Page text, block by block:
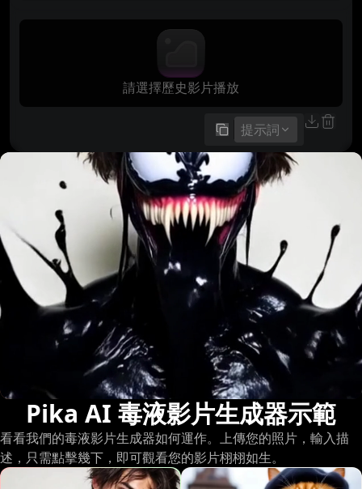
請選擇歷史影片播放
複製提示詞
Pika AI 毒液影片生成器示範
看看我們的毒液影片生成器如何運作。上傳您的照片，輸入描
述，只需點擊幾下，即可觀看您的影片栩栩如生。